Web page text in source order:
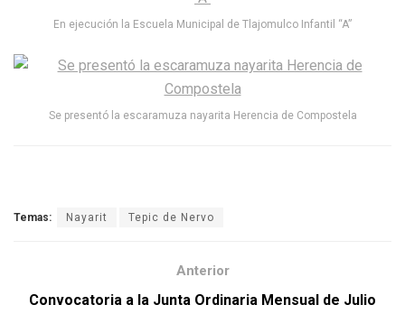
En ejecución la Escuela Municipal de Tlajomulco Infantil “A”
Se presentó la escaramuza nayarita Herencia de Compostela
Temas: Nayarit Tepic de Nervo
Anterior
Convocatoria a la Junta Ordinaria Mensual de Julio